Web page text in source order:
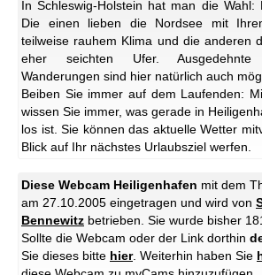
In Schleswig-Holstein hat man die Wahl:
Die einen lieben die Nordsee mit
teilweise rauhem Klima und die anderen
eher seichten Ufer.
Wanderungen sind hier natürlich auch
Beiben Sie immer auf dem Laufenden:
wissen Sie immer, was gerade in
los ist. Sie können das aktuelle Wetter
Blick auf Ihr nächstes Urlaubsziel werfen.
Diese Webcam Heiligenhafen mit dem
am 27.10.2005 eingetragen und wird von
Bennewitz betrieben. Sie wurde bisher
Sollte die Webcam oder der Link dorthin
Sie dieses bitte hier. Weiterhin haben Sie